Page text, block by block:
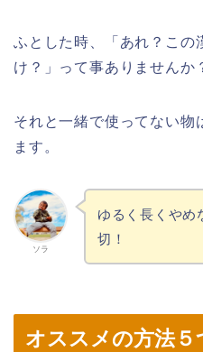
ふとした時、「あれ？この
け？」って事ありませんか
それと一緒で使ってない物
ます。
ソラ
ゆるく長くやめ
切！
オススメの方法５